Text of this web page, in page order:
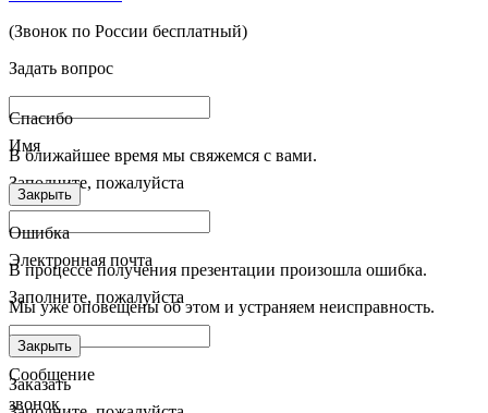
(Звонок по России бесплатный)
Задать вопрос
Имя
Заполните, пожалуйста
Электронная почта
Заполните, пожалуйста
Сообщение
Спасибо
В ближайшее время мы свяжемся с вами.
Закрыть
Ошибка
В процессе получения презентации произошла ошибка.
Мы уже оповещены об этом и устраняем неисправность.
Закрыть
Заказать
звонок